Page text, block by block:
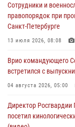
06 августа 2026, 13:24
Росгвардейцы
Подмосковье (видео)
Росгвардейцы
«Гвардеец» в Пензе
В Курске
Сотрудники и
правопорядок при
Санкт-Петербурге
13 июля 2026, 08:08
Врио командующего
встретился с
04 августа 2026, 05:00
Директор Росгвардии
посетил